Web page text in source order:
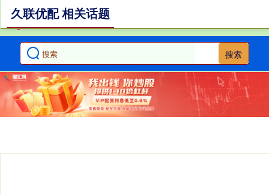
搜索
久联优配 相关话题